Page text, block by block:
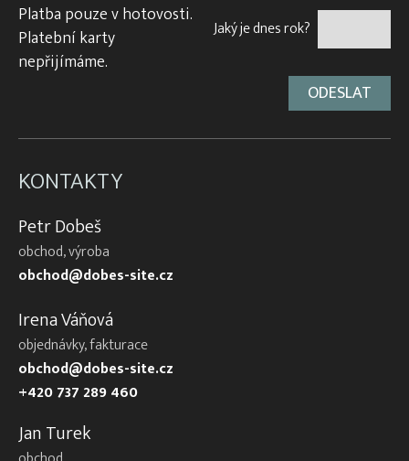
Platba pouze v hotovosti.
Platební karty
nepřijímáme.
Jaký je dnes rok?
KONTAKTY
Petr Dobeš
obchod, výroba
obchod@dobes-site.cz
Irena Váňová
objednávky, fakturace
obchod@dobes-site.cz
+420 737 289 460
Jan Turek